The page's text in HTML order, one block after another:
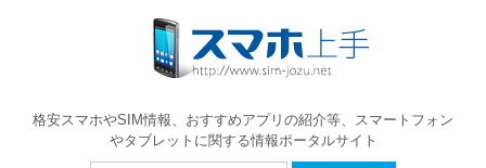
格安スマホやSIM情報、おすすめアプリの紹介等、スマートフォン
やタブレットに関する情報ポータルサイト